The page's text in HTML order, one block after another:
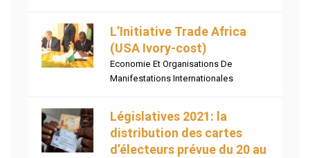
L’Initiative Trade Africa
(USA Ivory-cost)
Economie Et Organisations De
Manifestations Internationales
Législatives 2021: la
distribution des cartes
d’électeurs prévue du 20 au